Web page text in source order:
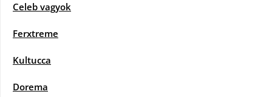
Celeb vagyok
Ferxtreme
Kultucca
Dorema